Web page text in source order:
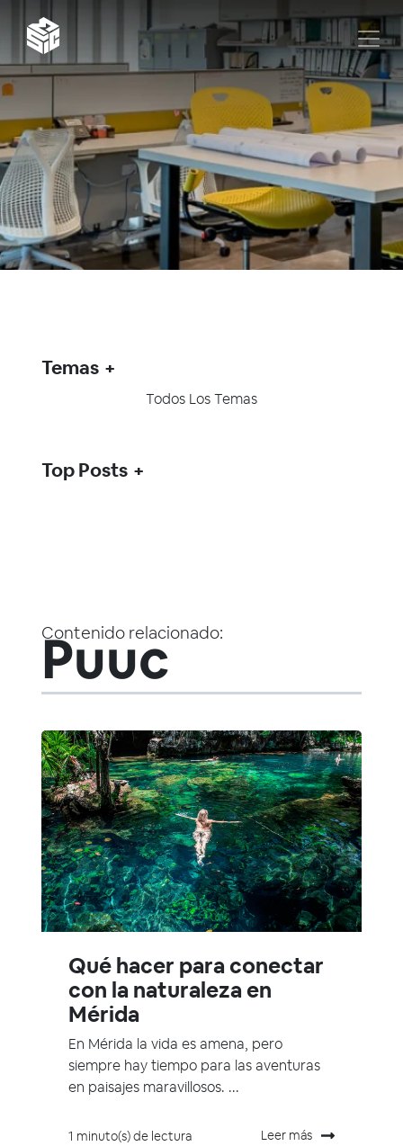
Contenido relacionado:
Puuc
Qué hacer para conectar
con la naturaleza en
Mérida
En Mérida la vida es amena, pero
siempre hay tiempo para las aventuras
en paisajes maravillosos. ...
1 minuto(s) de lectura Leer más
Temas
Todos Los Temas
Top Posts